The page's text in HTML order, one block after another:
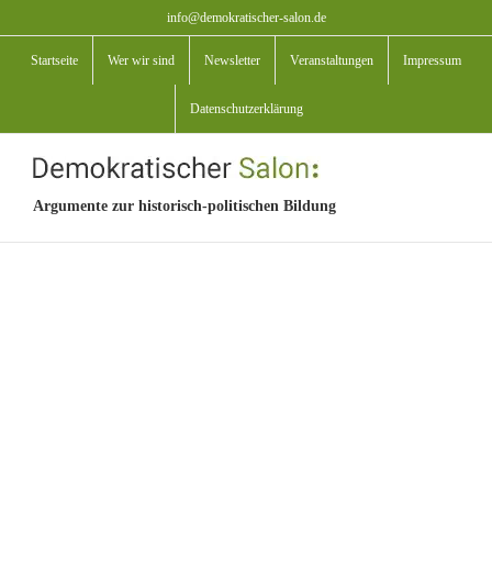
Inhalt
springen
info@demokratischer-salon.de
Startseite Wer wir sind Newsletter Veranstaltungen Impressum
Datenschutzerklärung
Argumente zur historisch-politischen Bildung